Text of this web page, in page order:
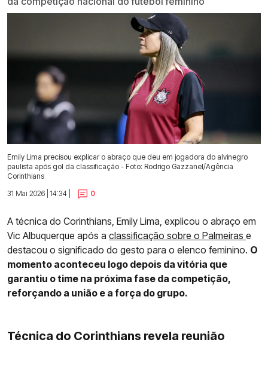
Emily Lima precisou explicar o abraço que deu em jogadora do alvinegro
paulista após gol da classificação - Foto: Rodrigo Gazzanel/Agência
Corinthians
31 Mai 2026 | 14:34 |
0
A técnica do Corinthians, Emily Lima, explicou o abraço em
Vic Albuquerque após a classificação sobre o Palmeiras e
destacou o significado do gesto para o elenco feminino. O
momento aconteceu logo depois da vitória que
garantiu o time na próxima fase da competição,
reforçando a união e a força do grupo.
Técnica do Corinthians revela reunião